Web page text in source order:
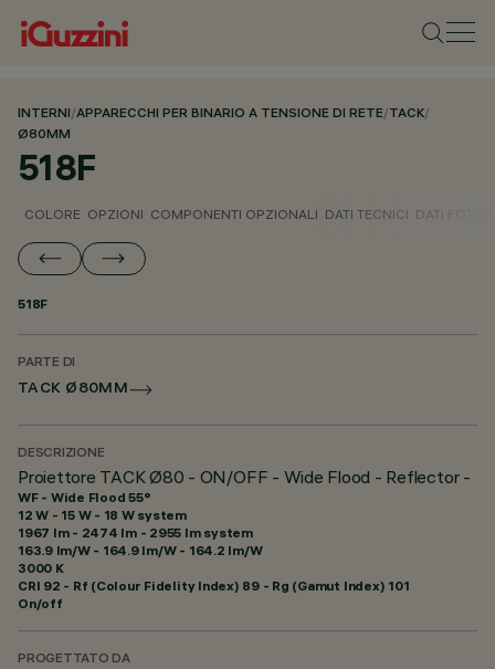
INTERNI/APPARECCHI PER BINARIO A TENSIONE DI RETE/TACK/
Ø80MM
518F
COLORE OPZIONI COMPONENTI OPZIONALI DATI TECNICI DATI
518F
PARTE DI
TACK Ø80MM
DESCRIZIONE
Proiettore TACK Ø80 - ON/OFF - Wide Flood - Reflector -
WF - Wide Flood 55°
12 W - 15 W - 18 W system
1967 lm - 2474 lm - 2955 lm system
163.9 lm/W - 164.9 lm/W - 164.2 lm/W
3000 K
CRI 92 - Rf (Colour Fidelity Index) 89 - Rg (Gamut Index) 101
On/off
PROGETTATO DA